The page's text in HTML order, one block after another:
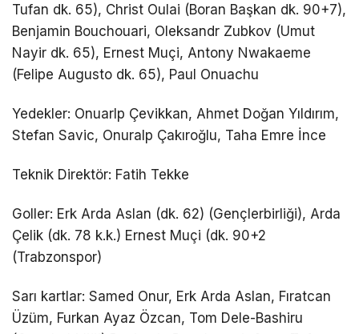
Tufan dk. 65), Christ Oulai (Boran Başkan dk. 90+7),
Benjamin Bouchouari, Oleksandr Zubkov (Umut
Nayir dk. 65), Ernest Muçi, Antony Nwakaeme
(Felipe Augusto dk. 65), Paul Onuachu
Yedekler: Onuarlp Çevikkan, Ahmet Doğan Yıldırım,
Stefan Savic, Onuralp Çakıroğlu, Taha Emre İnce
Teknik Direktör: Fatih Tekke
Goller: Erk Arda Aslan (dk. 62) (Gençlerbirliği), Arda
Çelik (dk. 78 k.k.) Ernest Muçi (dk. 90+2
(Trabzonspor)
Sarı kartlar: Samed Onur, Erk Arda Aslan, Fıratcan
Üzüm, Furkan Ayaz Özcan, Tom Dele-Bashiru